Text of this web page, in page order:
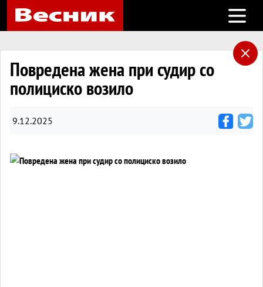
Open
Повредена жена при судир со
полициско возило
9.12.2025